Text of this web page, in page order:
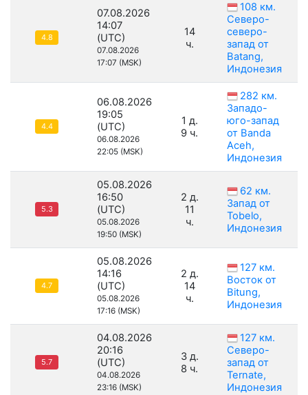
4.8
07.08.2026
14:07
(UTC)
07.08.2026
17:07 (MSK)
14
ч.
108 км.
Северо-
северо-
запад от
Batang,
Индонезия
4.4
06.08.2026
19:05
(UTC)
06.08.2026
22:05 (MSK)
1 д.
9 ч.
282 км.
Западо-
юго-запад
от Banda
Aceh,
Индонезия
5.3
05.08.2026
16:50
(UTC)
05.08.2026
19:50 (MSK)
2 д.
11
ч.
62 км.
Запад от
Tobelo,
Индонезия
4.7
05.08.2026
14:16
(UTC)
05.08.2026
17:16 (MSK)
2 д.
14
ч.
127 км.
Восток от
Bitung,
Индонезия
5.7
04.08.2026
20:16
(UTC)
04.08.2026
23:16 (MSK)
3 д.
8 ч.
127 км.
Северо-
запад от
Ternate,
Индонезия